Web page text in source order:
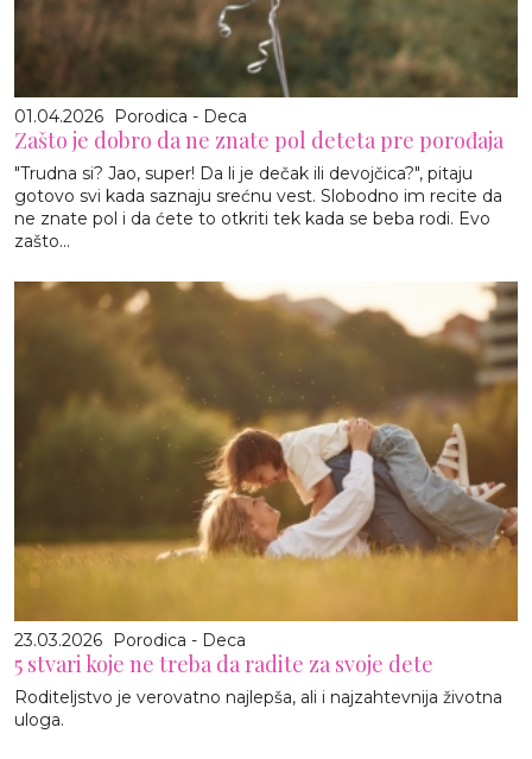
01.04.2026 Porodica - Deca
Zašto je dobro da ne znate pol deteta pre porođaja
"Trudna si? Jao, super! Da li je dečak ili devojčica?", pitaju
gotovo svi kada saznaju srećnu vest. Slobodno im recite da
ne znate pol i da ćete to otkriti tek kada se beba rodi. Evo
zašto...
23.03.2026 Porodica - Deca
5 stvari koje ne treba da radite za svoje dete
Roditeljstvo je verovatno najlepša, ali i najzahtevnija životna
uloga.